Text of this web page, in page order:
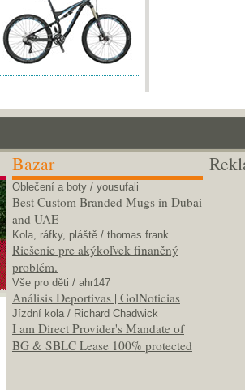
Bazar
Oblečení a boty / yousufali
Best Custom Branded Mugs in Dubai
and UAE
Kola, ráfky, pláště / thomas frank
Riešenie pre akýkoľvek finančný
problém.
Vše pro děti / ahr147
Análisis Deportivas | GolNoticias
Jízdní kola / Richard Chadwick
I am Direct Provider's Mandate of
BG & SBLC Lease 100% protected